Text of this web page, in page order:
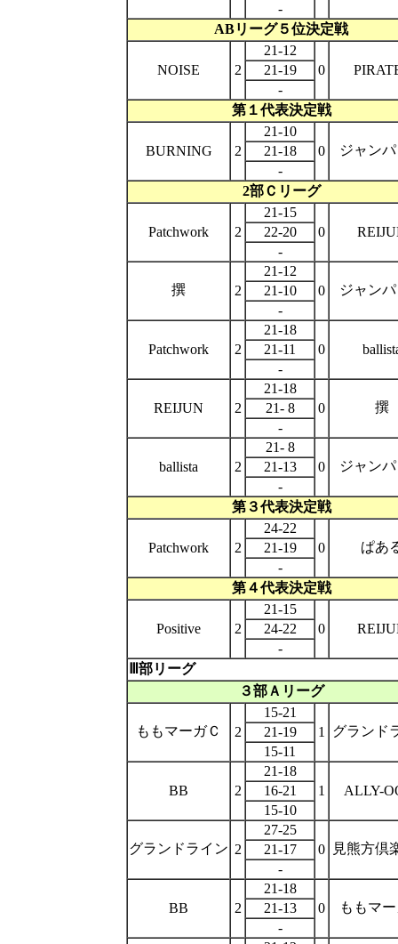
-
ABリーグ５位決定戦
NOISE 2
21-12
0
21-19
-
第１代表決定戦
BURNING 2
21-10
0
ジャン
21-18
-
2部Ｃリーグ
Patchwork 2
21-15
0
22-20
-
撰 2
21-12
0
ジャン
21-10
-
Patchwork 2
21-18
0
21-11
-
REIJUN 2
21-18
0
撰
21- 8
-
ballista 2
21- 8
0
ジャン
21-13
-
第３代表決定戦
Patchwork 2
24-22
0
ぱあ
21-19
-
第４代表決定戦
Positive 2
21-15
0
24-22
-
Ⅲ部リーグ
３部Ａリーグ
ももマーガＣ 2
15-21
1
グランド
21-19
15-11
BB 2
21-18
1
ALLY-
16-21
15-10
グランドライン 2
27-25
0
見熊方倶
21-17
-
BB 2
21-18
0
ももマ
21-13
-